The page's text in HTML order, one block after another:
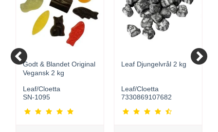
Godt & Blandet Original
Vegansk 2 kg
Leaf/Cloetta
SN-1095
Leaf Djungelvrål 2 kg
Leaf/Cloetta
7330869107682